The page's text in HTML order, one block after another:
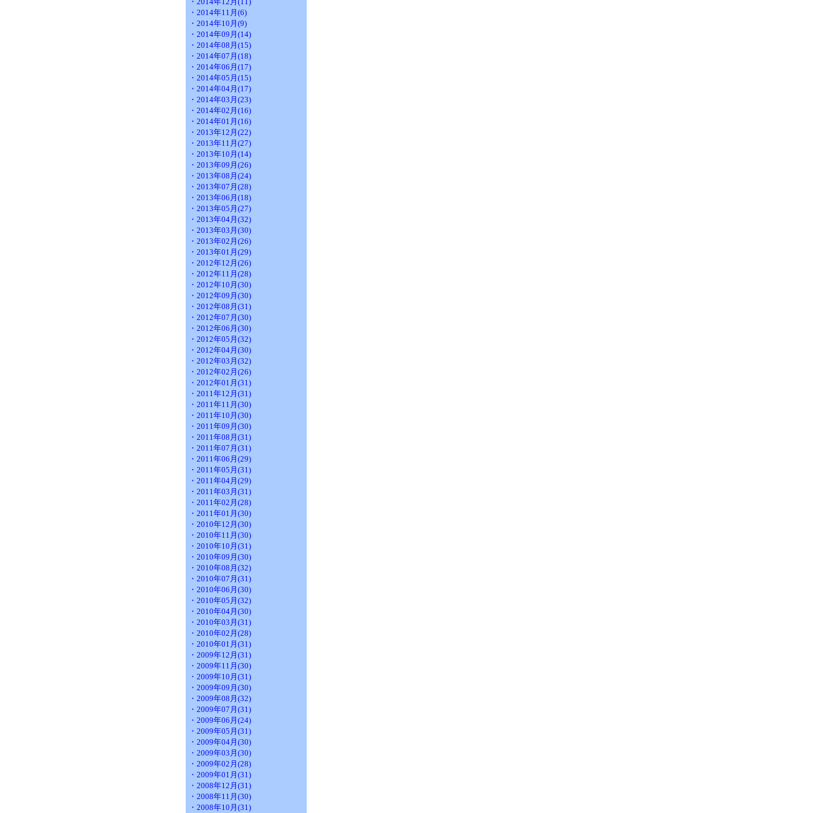
・2014年11月(6)
・2014年10月(9)
・2014年09月(14)
・2014年08月(15)
・2014年07月(18)
・2014年06月(17)
・2014年05月(15)
・2014年04月(17)
・2014年03月(23)
・2014年02月(16)
・2014年01月(16)
・2013年12月(22)
・2013年11月(27)
・2013年10月(14)
・2013年09月(26)
・2013年08月(24)
・2013年07月(28)
・2013年06月(18)
・2013年05月(27)
・2013年04月(32)
・2013年03月(30)
・2013年02月(26)
・2013年01月(29)
・2012年12月(26)
・2012年11月(28)
・2012年10月(30)
・2012年09月(30)
・2012年08月(31)
・2012年07月(30)
・2012年06月(30)
・2012年05月(32)
・2012年04月(30)
・2012年03月(32)
・2012年02月(26)
・2012年01月(31)
・2011年12月(31)
・2011年11月(30)
・2011年10月(30)
・2011年09月(30)
・2011年08月(31)
・2011年07月(31)
・2011年06月(29)
・2011年05月(31)
・2011年04月(29)
・2011年03月(31)
・2011年02月(28)
・2011年01月(30)
・2010年12月(30)
・2010年11月(30)
・2010年10月(31)
・2010年09月(30)
・2010年08月(32)
・2010年07月(31)
・2010年06月(30)
・2010年05月(32)
・2010年04月(30)
・2010年03月(31)
・2010年02月(28)
・2010年01月(31)
・2009年12月(31)
・2009年11月(30)
・2009年10月(31)
・2009年09月(30)
・2009年08月(32)
・2009年07月(31)
・2009年06月(24)
・2009年05月(31)
・2009年04月(30)
・2009年03月(30)
・2009年02月(28)
・2009年01月(31)
・2008年12月(31)
・2008年11月(30)
・2008年10月(31)